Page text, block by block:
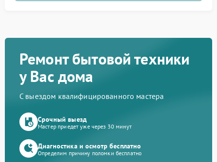
Ремонт бытовой техники
у Вас дома
С выездом квалифицированного мастера
Срочный выезд
Мастер приедет уже через 30 минут
Диагностика и осмотр бесплатно
Определим причину поломки бесплатно